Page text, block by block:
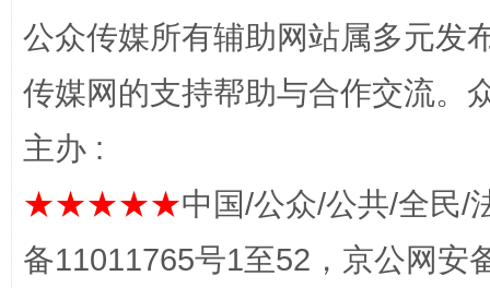
魏明
公众传媒所有辅助网站属多元发
传媒网的支持帮助与合作交流。
主办 :
★★★★★中国/公众/公共/全民/
备11011765号1至52，京公网安